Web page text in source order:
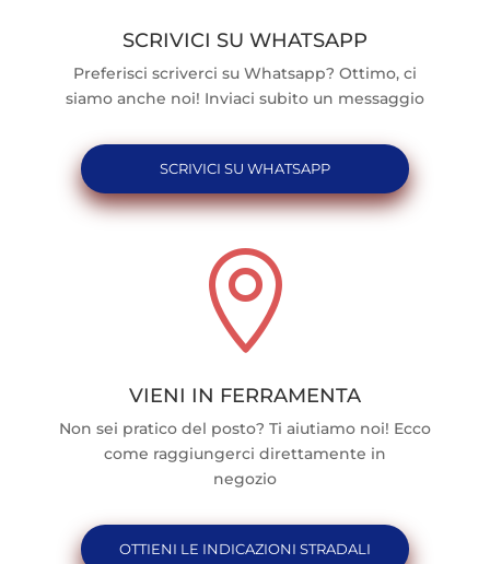
SCRIVICI SU WHATSAPP
Preferisci scriverci su Whatsapp? Ottimo, ci
siamo anche noi! Inviaci subito un messaggio
SCRIVICI SU WHATSAPP

VIENI IN FERRAMENTA
Non sei pratico del posto? Ti aiutiamo noi! Ecco
come raggiungerci direttamente in
negozio
OTTIENI LE INDICAZIONI STRADALI